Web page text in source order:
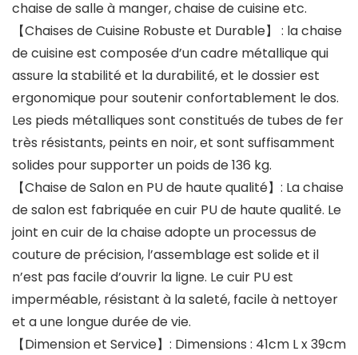
chaise de salle à manger, chaise de cuisine etc.
【Chaises de Cuisine Robuste et Durable】 : la chaise
de cuisine est composée d’un cadre métallique qui
assure la stabilité et la durabilité, et le dossier est
ergonomique pour soutenir confortablement le dos.
Les pieds métalliques sont constitués de tubes de fer
très résistants, peints en noir, et sont suffisamment
solides pour supporter un poids de 136 kg.
【Chaise de Salon en PU de haute qualité】: La chaise
de salon est fabriquée en cuir PU de haute qualité. Le
joint en cuir de la chaise adopte un processus de
couture de précision, l’assemblage est solide et il
n’est pas facile d’ouvrir la ligne. Le cuir PU est
imperméable, résistant à la saleté, facile à nettoyer
et a une longue durée de vie.
【Dimension et Service】: Dimensions : 41cm L x 39cm